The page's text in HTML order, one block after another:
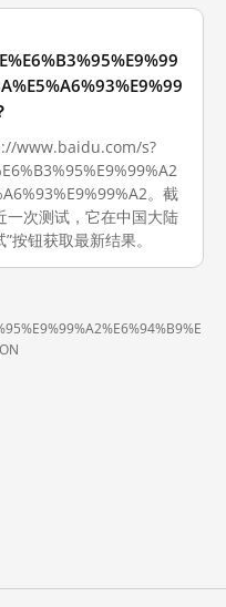
www.baidu.com/s?
。截
次测试，它在中国大陆
按钮获取最新结果。